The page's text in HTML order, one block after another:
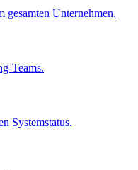
gesamten Unternehmen.
Teams.
Systemstatus.